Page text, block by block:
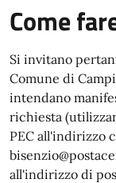
Come
Si invitano
Comune di
intendano
richiesta
PEC all'indirizzo
all'indirizzo di